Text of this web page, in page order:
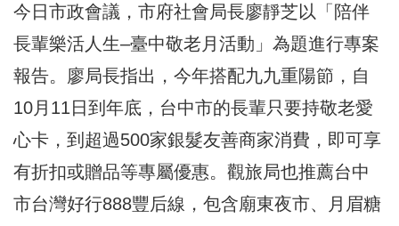
今日市政會議，市府社會局長廖靜芝以「陪伴
長輩樂活人生–臺中敬老月活動」為題進行專案
報告。廖局長指出，今年搭配九九重陽節，自
10月11日到年底，台中市的長輩只要持敬老愛
心卡，到超過500家銀髮友善商家消費，即可享
有折扣或贈品等專屬優惠。觀旅局也推薦台中
市台灣好行888豐后線，包含廟東夜市、月眉糖